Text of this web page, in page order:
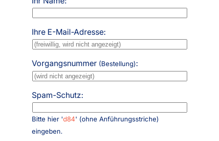
Ihre E-Mail-Adresse:
Vorgangsnummer (Bestellung):
Spam-Schutz:
Bitte hier 'd84' (ohne Anführungsstriche)
eingeben.